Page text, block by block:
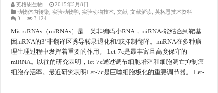
英格恩生物
2015年5月8日
动物体内转染 ,实验动物学 ,实验动物技术 ,文献 ,文献解读 ,英格恩技术资料
0
3,124
MicroRNAs（miRNAs）是一类非编码小RNA，miRNAs能结合到靶基
因mRNA的3’非翻译区诱导转录退化和/或抑制翻译。miRNA在多种病
理生理过程中发挥着重要的作用。 Let-7c是最丰富且高度保守的
miRNA。以往的研究表明，let-7c通过调节细胞增殖和细胞凋亡抑制癌
细胞存活率。最近研究表明Let-7c是巨噬细胞极化的重要调节器。 Let-